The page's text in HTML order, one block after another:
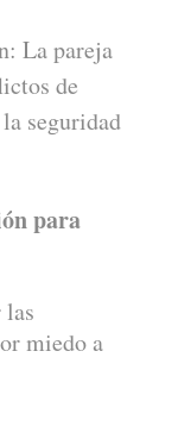
La pareja
de
seguridad
para
miedo a